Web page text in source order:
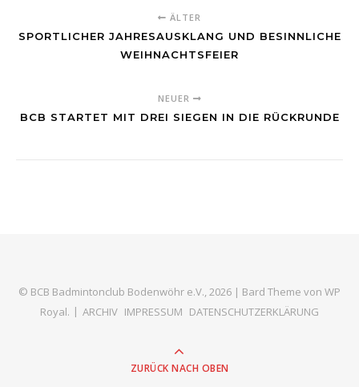
ÄLTER
SPORTLICHER JAHRESAUSKLANG UND BESINNLICHE
WEIHNACHTSFEIER
NEUER
BCB STARTET MIT DREI SIEGEN IN DIE RÜCKRUNDE
© BCB Badmintonclub Bodenwöhr e.V., 2026 | Bard Theme von WP
Royal. ARCHIV IMPRESSUM DATENSCHUTZERKLÄRUNG
ZURÜCK NACH OBEN